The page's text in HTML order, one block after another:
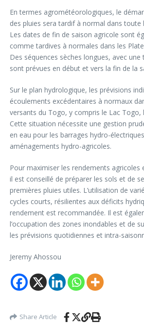
En termes agrométéorologiques, le
des pluies sera tardif à normal dans toute
Les dates de fin de saison agricole sont
comme tardives à normales dans les
Des séquences sèches longues, avec
sont prévues en début et vers la fin de la
Sur le plan hydrologique, les prévisions
écoulements excédentaires à normaux
versants du Togo, y compris le Lac Togo,
Cette situation nécessite une gestion
en eau pour les barrages hydro-
aménagements hydro-agricoles.
Pour maximiser les rendements agricoles
il est conseillé de préparer les sols et de
premières pluies utiles. L’utilisation de
cycles courts, résilientes aux déficits
rendement est recommandée. Il est
l’occupation des zones inondables et de
les prévisions quotidiennes et intra-
Jeremy Ahossou
Share Article